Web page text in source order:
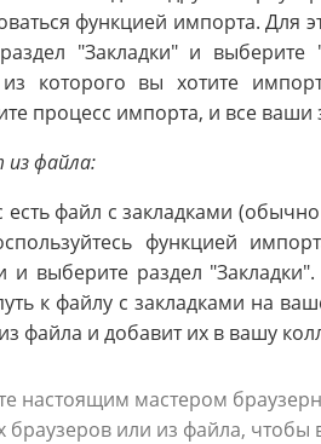
функцией импорта. Для
"Закладки" и
из которого вы хотите
процесс импорта, и все ваши
файла:
есть файл с закладками
функцией
и выберите раздел
к файлу с закладками на
файла и добавит их в вашу
настоящим мастером
браузеров или из файла,